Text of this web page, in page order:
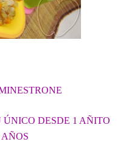
ÚNICO DESDE 1 AÑITO